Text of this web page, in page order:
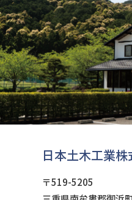
日本土木工業株
〒519-5205